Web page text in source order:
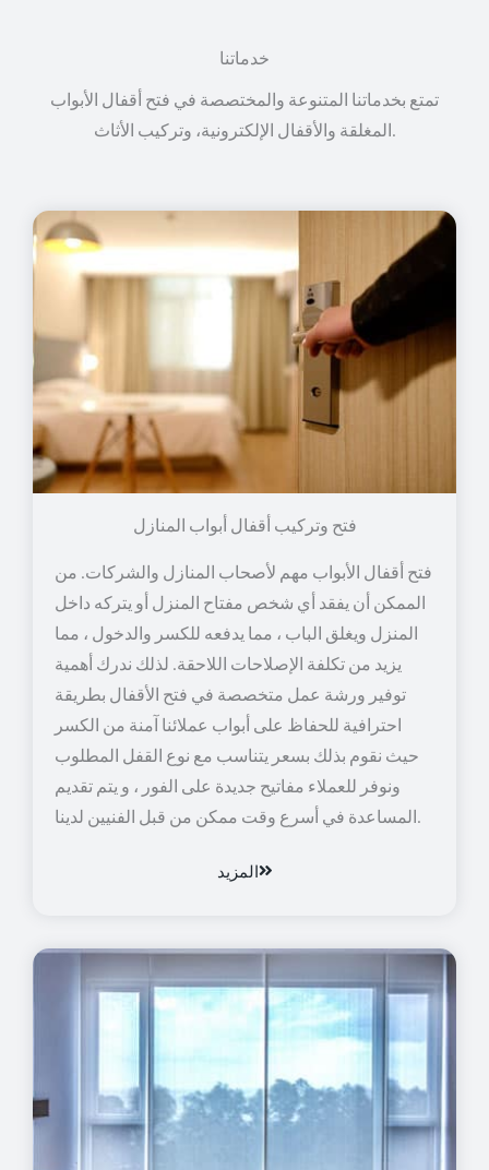
خدماتنا
تمتع بخدماتنا المتنوعة والمختصصة في فتح أقفال الأبواب
فتح وتركيب أقفال أبواب المنازل
فتح أقفال الأبواب مهم لأصحاب المنازل والشركات. من
الممكن أن يفقد أي شخص مفتاح المنزل أو يتركه داخل
المنزل ويغلق الباب ، مما يدفعه للكسر والدخول ، مما
يزيد من تكلفة الإصلاحات اللاحقة. لذلك ندرك أهمية
توفير ورشة عمل متخصصة في فتح الأقفال بطريقة
احترافية للحفاظ على أبواب عملائنا آمنة من الكسر
حيث نقوم بذلك بسعر يتناسب مع نوع القفل المطلوب
ونوفر للعملاء مفاتيح جديدة على الفور ، و يتم تقديم
المساعدة في أسرع وقت ممكن من قبل الفنيين لدينا.
المزيد